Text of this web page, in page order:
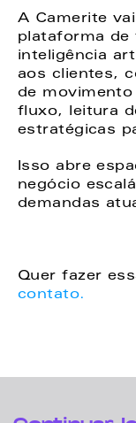
A Camerite
plataforma de
inteligência
aos clientes,
de
fluxo, leitura
estratégicas
Isso abre
negócio
demandas
Quer fazer
contato.